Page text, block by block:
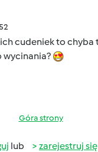
cudeniek to chyba
wycinania?
Góra strony
lub zarejestruj się